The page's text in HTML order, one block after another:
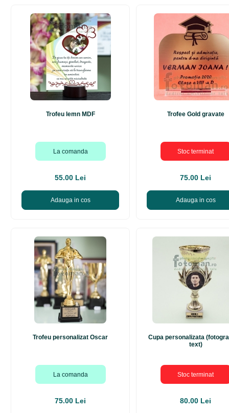
Trofeu lemn MDF
La comanda
55.00 Lei
Adauga in cos
Trofee Gold gravate
Stoc terminat
75.00 Lei
Adauga in cos
Trofeu personalizat Oscar
La comanda
75.00 Lei
Cupa personalizata
text)
Stoc terminat
80.00 Lei